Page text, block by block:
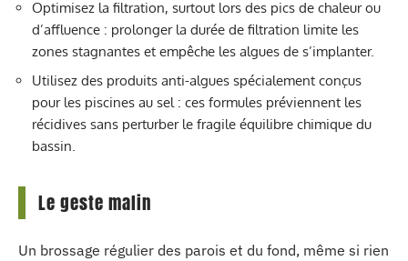
Optimisez la filtration, surtout lors des pics de chaleur ou
d’affluence : prolonger la durée de filtration limite les
zones stagnantes et empêche les algues de s’implanter.
Utilisez des produits anti-algues spécialement conçus
pour les piscines au sel : ces formules préviennent les
récidives sans perturber le fragile équilibre chimique du
bassin.
Le geste malin
Un brossage régulier des parois et du fond, même si rien